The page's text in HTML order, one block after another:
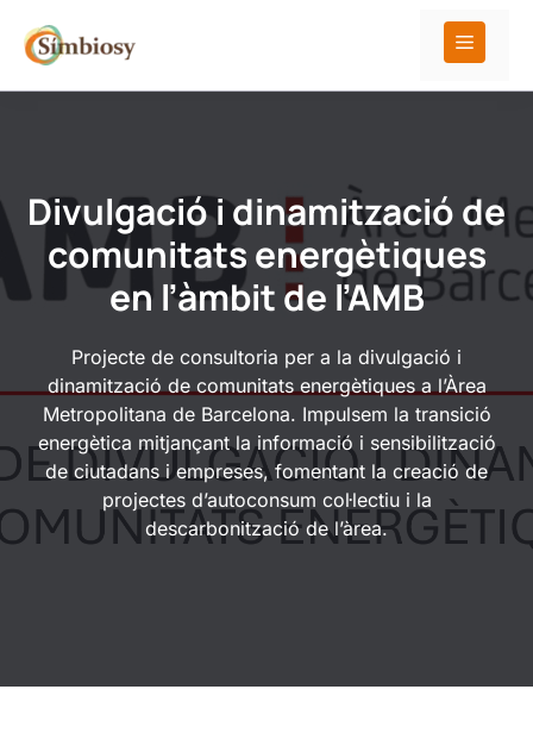
contingut
Divulgació i dinamització de
comunitats energètiques
en l’àmbit de l’AMB
Projecte de consultoria per a la divulgació i
dinamització de comunitats energètiques a l’Àrea
Metropolitana de Barcelona. Impulsem la transició
energètica mitjançant la informació i sensibilització
de ciutadans i empreses, fomentant la creació de
projectes d’autoconsum col·lectiu i la
descarbonització de l’àrea.